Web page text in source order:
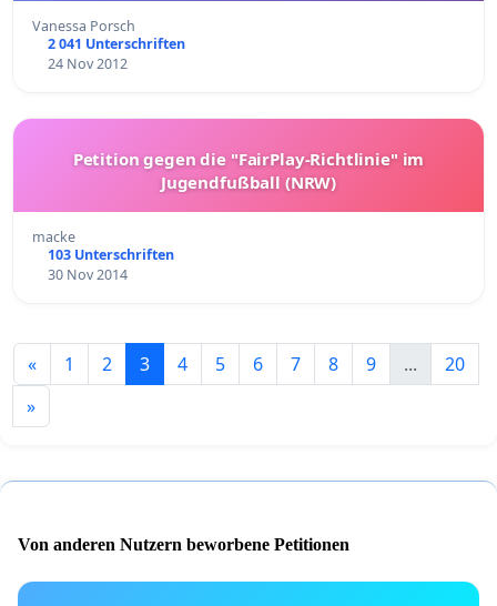
Vanessa Porsch
2 041 Unterschriften
24 Nov 2012
Petition gegen die "FairPlay-Richtlinie" im
Jugendfußball (NRW)
macke
103 Unterschriften
30 Nov 2014
« 1 2 3 4 5 6 7 8 9 ...
20
»
Von anderen Nutzern beworbene Petitionen